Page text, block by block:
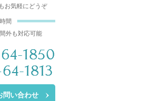
お気軽にどうぞ
間
外も対応可能
1850
1813
問い合わせ